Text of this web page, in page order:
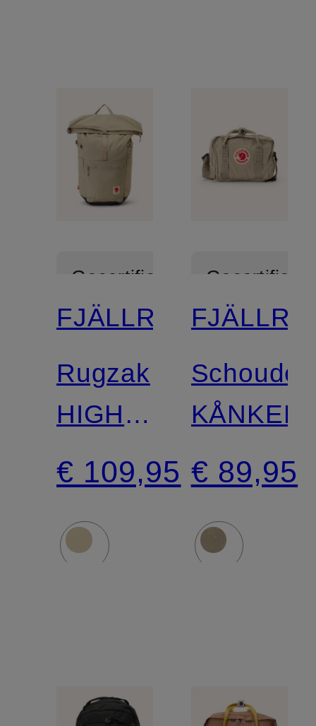
Gecertificeerd
FJÄLLRÄVEN
Rugzak
HIGH
COAST
FOLDSACK
24 l
€ 109,95
KÅNKEN
€ 89,95